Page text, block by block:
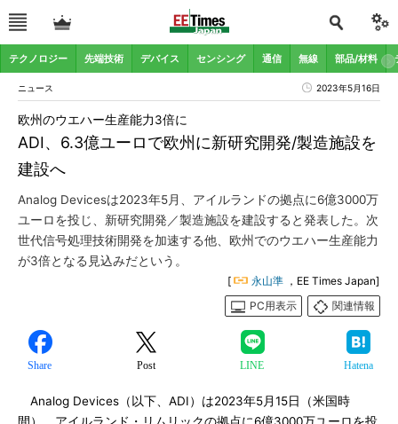
テクノロジー 先端技術 デバイス センシング 通信 無線 部品/材料
ニュース 2023年5月16日
ADI、6.3億ユーロで欧州に新研究開発/製造施設を
建設へ
欧州のウエハー生産能力3倍に
Analog Devicesは2023年5月、アイルランドの拠点に6億3000万
ユーロを投じ、新研究開発／製造施設を建設すると発表した。次
世代信号処理技術開発を加速する他、欧州でのウエハー生産能力
が3倍となる見込みだという。
[ 永山準 ，EE Times Japan]
PC用表示
関連情報
Share Post LINE Hatena
Analog Devices（以下、ADI）は2023年5月15日（米国時